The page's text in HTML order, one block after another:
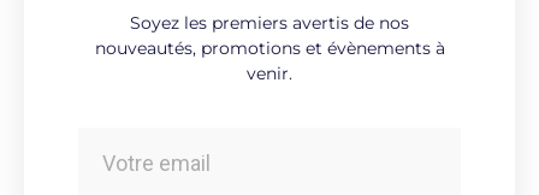
Soyez les premiers avertis de nos
nouveautés, promotions et évènements à
venir.